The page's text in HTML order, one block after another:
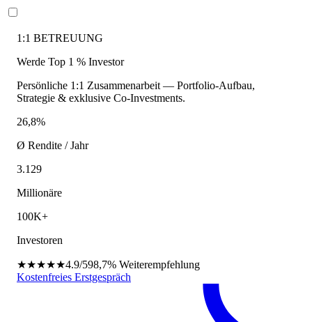
1:1 BETREUUNG
Werde Top 1 % Investor
Persönliche 1:1 Zusammenarbeit — Portfolio-Aufbau,
Strategie & exklusive Co-Investments.
26,8%
Ø Rendite / Jahr
3.129
Millionäre
100K+
Investoren
★★★★★4.9/598,7% Weiterempfehlung
Kostenfreies Erstgespräch